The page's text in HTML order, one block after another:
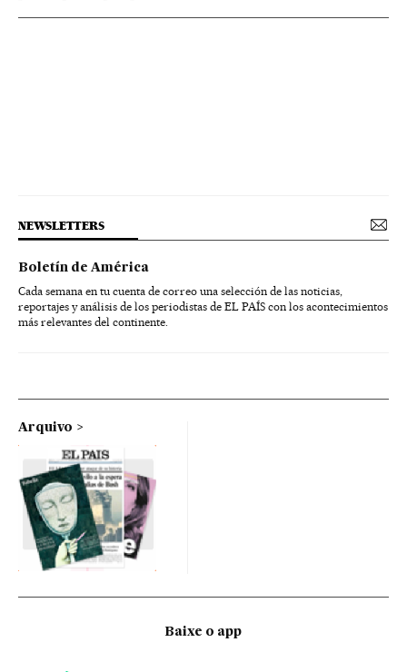
NEWSLETTERS
Boletín de América
Cada semana en tu cuenta de correo una selección de las noticias,
reportajes y análisis de los periodistas de EL PAÍS con los acontecimientos
más relevantes del continente.
Arquivo
Baixe o app